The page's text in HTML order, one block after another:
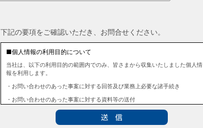
下記の要項をご確認いただき、お問合せください。
■個人情報の利用目的について
当社は、以下の利用目的の範囲内でのみ、皆さまから収集いたしました個人情
報を利用します。
・お問い合わせのあった事案に対する回答及び業務上必要な諸手続き
・お問い合わせのあった事案に対する資料等の送付